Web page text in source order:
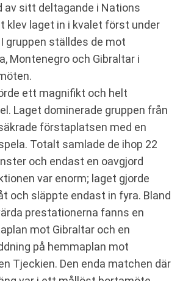
av sitt deltagande i Nations
klev laget in i kvalet först under
gruppen ställdes de mot
Montenegro och Gibraltar i
ett magnifikt och helt
Laget dominerade gruppen från
förstaplatsen med en
Totalt samlade de ihop 22
och endast en oavgjord
var enorm; laget gjorde
och släppte endast in fyra. Bland
prestationerna fanns en
mot Gibraltar och en
på hemmaplan mot
Tjeckien. Den enda matchen där